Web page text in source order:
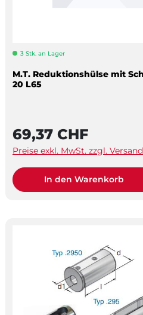
3 Stk. an Lager
M.T. Reduktionshülse mit
20 L65
69,37 CHF
Preise exkl. MwSt. zzgl.
In den Warenkorb